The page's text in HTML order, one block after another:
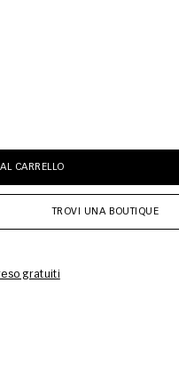
CARRELLO
TROVI UNA BOUTIQUE
gratuiti